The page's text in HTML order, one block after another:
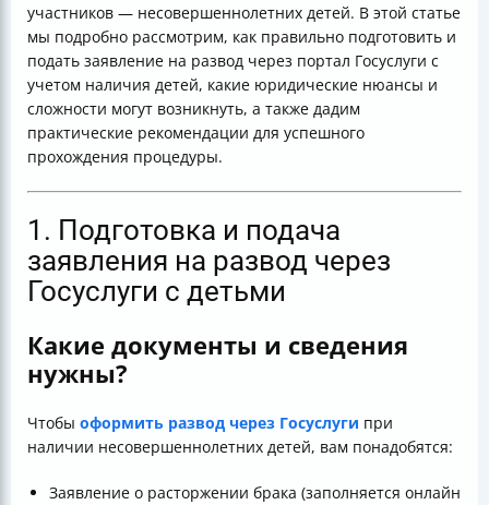
участников — несовершеннолетних детей. В этой статье
мы подробно рассмотрим, как правильно подготовить и
подать заявление на развод через портал Госуслуги с
учетом наличия детей, какие юридические нюансы и
сложности могут возникнуть, а также дадим
практические рекомендации для успешного
прохождения процедуры.
1. Подготовка и подача
заявления на развод через
Госуслуги с детьми
Какие документы и сведения
нужны?
Чтобы оформить развод через Госуслуги при
наличии несовершеннолетних детей, вам понадобятся:
Заявление о расторжении брака (заполняется онлайн